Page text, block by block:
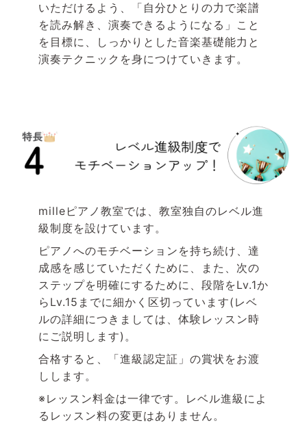
いただけるよう、「自分ひとりの力で楽譜
を読み解き、演奏できるようになる」こと
を目標に、しっかりとした音楽基礎能力と
演奏テクニックを身につけていきます。
milleピアノ教室では、教室独自のレベル進
級制度を設けています。
ピアノへのモチベーションを持ち続け、達
成感を感じていただくために、また、次の
ステップを明確にするために、段階をLv.1か
らLv.15までに細かく区切っています(レベ
ルの詳細につきましては、体験レッスン時
にご説明します)。
合格すると、「進級認定証」の賞状をお渡
しします。
※レッスン料金は一律です。レベル進級によ
るレッスン料の変更はありません。